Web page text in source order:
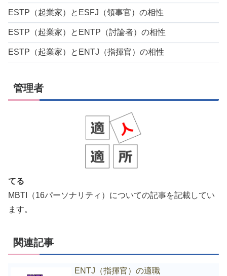
ESTP（起業家）とESFJ（領事官）の相性
ESTP（起業家）とENTP（討論者）の相性
ESTP（起業家）とENTJ（指揮官）の相性
管理者
てる
MBTI（16パーソナリティ）についての記事を記載してい
ます。
関連記事
ENTJ（指揮官）の適職